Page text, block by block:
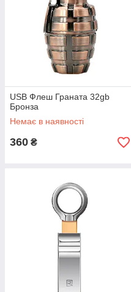
USB Флеш Граната 32gb
Бронза
Немає в наявності
360 ₴